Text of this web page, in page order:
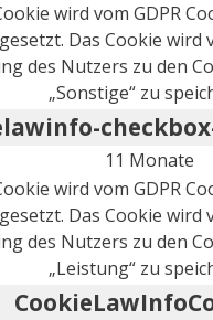
wird vom GDPR
Das Cookie wird
des Nutzers zu den
„Sonstige“ zu
11 Monate
wird vom GDPR
Das Cookie wird
des Nutzers zu den
„Leistung“ zu